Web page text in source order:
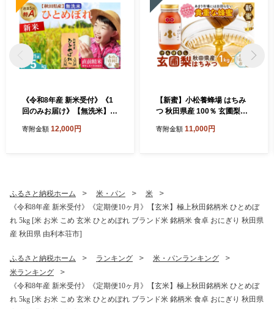
《令和8年産 新米受付》《1
回のみお届け》【無洗米】通
れ 5kg(5kg×1袋) お米 米 こ
寄附金額 12,000円
【新蜜】小松養蜂場 はちみ
つ 秋田県産 100％ 玄圃梨蜂
蜜 国産 秋田県産]
寄附金額 11,000円
ふるさと納税ホーム 米・パン
米
《令和8年産 新米受付》《定期便10ヶ月》【玄米】極上秋田銘柄米 ひとめぼ
れ 5kg [米 お米 こめ 玄米 ひとめぼれ ブランド米 銘柄米 食卓 おにぎり 秋田県
産 秋田県 由利本荘市]
ふるさと納税ホーム ランキング
米・パンランキング
米ランキング
《令和8年産 新米受付》《定期便10ヶ月》【玄米】極上秋田銘柄米 ひとめぼ
れ 5kg [米 お米 こめ 玄米 ひとめぼれ ブランド米 銘柄米 食卓 おにぎり 秋田県